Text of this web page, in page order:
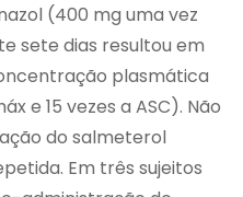
(400 mg uma vez
sete dias resultou em
plasmática
e 15 vezes a ASC). Não
do salmeterol
Em três sujeitos